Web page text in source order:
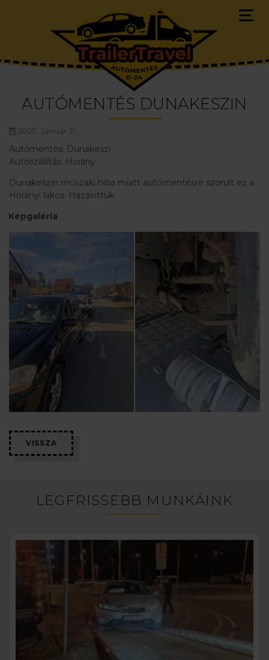
AUTÓMENTÉS DUNAKESZIN
2025. Január 31.
Autómentés: Dunakeszi
Autószállítás: Horány
Dunakeszin műszaki hiba miatt autómentésre szorult ez a
Horányi lakos. Hazavittük.
Képgaléria
VISSZA
LEGFRISSEBB MUNKÁINK